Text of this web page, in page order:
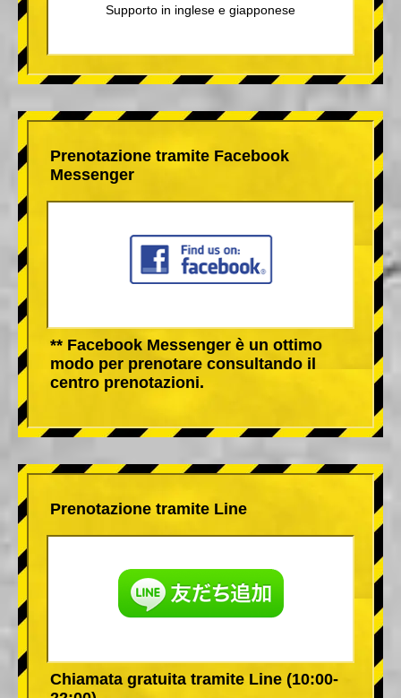
Supporto in inglese e giapponese
Prenotazione tramite Facebook
Messenger
** Facebook Messenger è un ottimo
modo per prenotare consultando il
centro prenotazioni.
Prenotazione tramite Line
Chiamata gratuita tramite Line (10:00-